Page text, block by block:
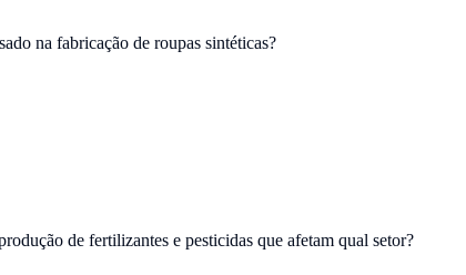
na fabricação de roupas sintéticas?
de fertilizantes e pesticidas que afetam qual setor?